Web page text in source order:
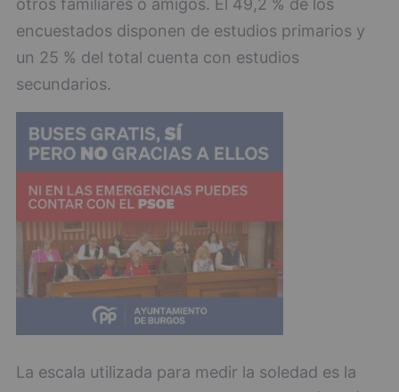
otros familiares o amigos. El 49,2 % de los
encuestados disponen de estudios primarios y
un 25 % del total cuenta con estudios
secundarios.
La escala utilizada para medir la soledad es la